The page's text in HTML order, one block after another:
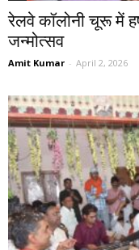
रेलवे कॉलोनी चूरू में
जन्मोत्सव
Amit Kumar - April 2, 2026